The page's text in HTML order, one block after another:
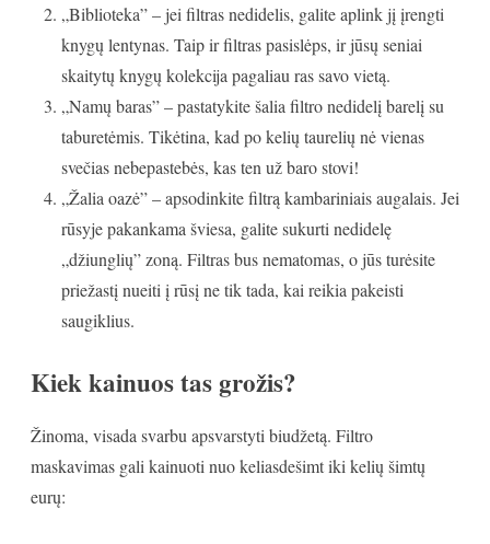
„Biblioteka” – jei filtras nedidelis, galite aplink jį įrengti
knygų lentynas. Taip ir filtras pasislėps, ir jūsų seniai
skaitytų knygų kolekcija pagaliau ras savo vietą.
„Namų baras” – pastatykite šalia filtro nedidelį barelį su
taburetėmis. Tikėtina, kad po kelių taurelių nė vienas
svečias nebepastebės, kas ten už baro stovi!
„Žalia oazė” – apsodinkite filtrą kambariniais augalais. Jei
rūsyje pakankama šviesa, galite sukurti nedidelę
„džiunglių” zoną. Filtras bus nematomas, o jūs turėsite
priežastį nueiti į rūsį ne tik tada, kai reikia pakeisti
saugiklius.
Kiek kainuos tas grožis?
Žinoma, visada svarbu apsvarstyti biudžetą. Filtro
maskavimas gali kainuoti nuo keliasdešimt iki kelių šimtų
eurų: